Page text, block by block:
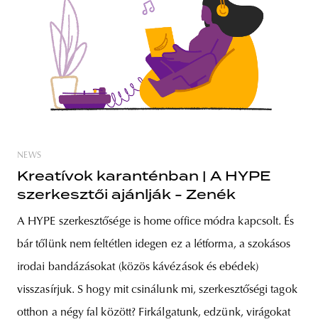
NEWS
Kreatívok karanténban | A HYPE
szerkesztői ajánlják - Zenék
A HYPE szerkesztősége is home office módra kapcsolt. És
bár tőlünk nem feltétlen idegen ez a létforma, a szokásos
irodai bandázásokat (közös kávézások és ebédek)
visszasírjuk. S hogy mit csinálunk mi, szerkesztőségi tagok
otthon a négy fal között? Firkálgatunk, edzünk, virágokat